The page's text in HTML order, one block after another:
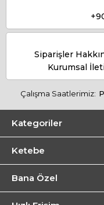
Siparişler
Kurumsal
Çalışma Saatlerimiz:
Kategoriler
Ketebe
Bana Özel